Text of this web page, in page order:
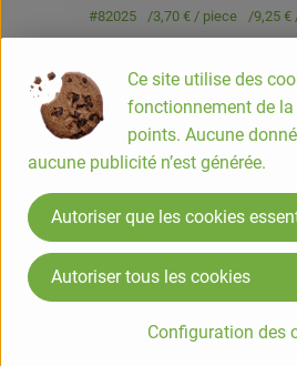
#82025 3,70 €/ piece 9,25 €
Info
Info
COMPOSITION
Jus de soja* 78% (eau, graines de
de canne non raffinÃ©*, amidon de
de vanille*, Ã©paississant : gomme
citron*, gousses de vanille
sÃ©lectionnÃ©s dont Bifidus et
Ce site utilise des
fonctionnement de
points. Aucune
aucune publicité n’est générée.
Configuration des
Autoriser que les cookies
Autoriser tous les cookies